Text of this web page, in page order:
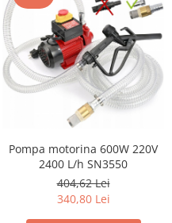
Pompa motorina 600W 220V
2400 L/h SN3550
404,62 Lei
340,80 Lei